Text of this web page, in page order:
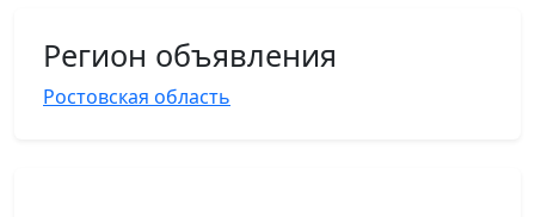
Регион объявления
Ростовская область